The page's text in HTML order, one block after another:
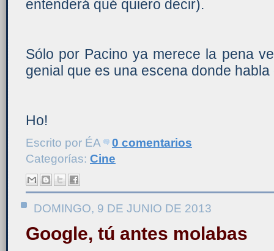
entenderá qué quiero decir).
Sólo por Pacino ya merece la pena
genial que es una escena donde habla
Ho!
Escrito por ÉA
0 comentarios
Categorías: Cine
DOMINGO, 9 DE JUNIO DE 2013
Google, tú antes molabas